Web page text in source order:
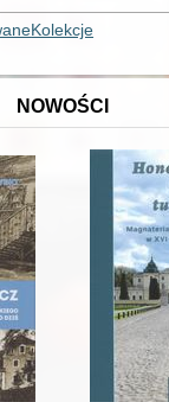
Kolekcje
NOWOŚCI